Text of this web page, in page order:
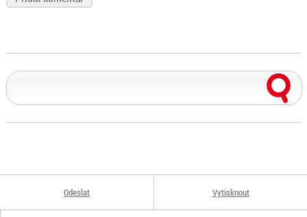
Odeslat Vytisknout